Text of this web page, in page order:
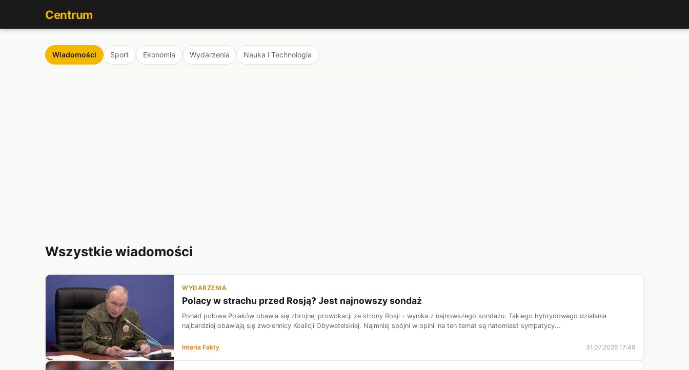
Centrum
Wiadomości Sport Ekonomia Wydarzenia Nauka i Technologia
Wszystkie wiadomości
WYDARZENIA
Polacy w strachu przed Rosją? Jest najnowszy sondaż
Ponad połowa Polaków obawia się zbrojnej prowokacji ze strony Rosji - wynika z najnowszego sondażu. Takiego hybrydowego działania
najbardziej obawiają się zwolennicy Koalicji Obywatelskiej. Najmniej spójni w opinii na ten temat są natomiast sympatycy...
Interia Fakty 31.07.2026 17:49